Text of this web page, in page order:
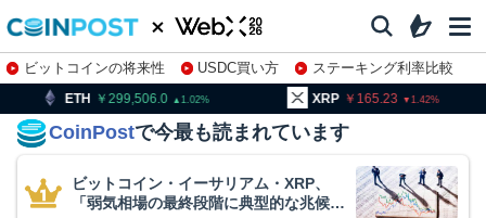
ビットコインの将来性 USDC買い方
ステーキング利率比較
株特集・関連銘柄
299,506.0 1.02 165.23 1.42
CoinPostで今最も読まれています
ビットコイン・イーサリアム・XRP、
「弱気相場の最終段階に典型的な兆候」